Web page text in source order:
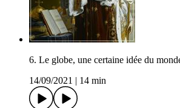
6. Le globe, une certaine idée du
14/09/2021
14 min